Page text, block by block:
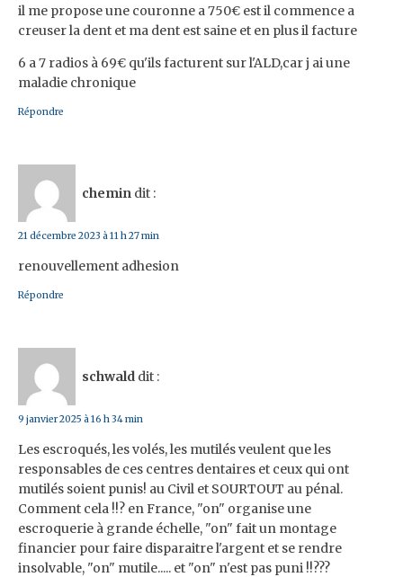
il me propose une couronne a 750€ est il commence a
creuser la dent et ma dent est saine et en plus il facture
6 a 7 radios à 69€ qu'ils facturent sur l'ALD,car j ai une
maladie chronique
Répondre
chemin dit :
21 décembre 2023 à 11 h 27 min
renouvellement adhesion
Répondre
schwald dit :
9 janvier 2025 à 16 h 34 min
Les escroqués, les volés, les mutilés veulent que les
responsables de ces centres dentaires et ceux qui ont
mutilés soient punis! au Civil et SOURTOUT au pénal.
Comment cela !!? en France, "on" organise une
escroquerie à grande échelle, "on" fait un montage
financier pour faire disparaitre l'argent et se rendre
insolvable, "on" mutile..... et "on" n'est pas puni !!???